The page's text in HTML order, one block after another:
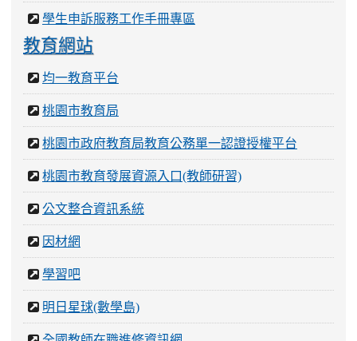
學生申訴服務工作手冊專區
教育網站
均一教育平台
桃園市教育局
桃園市政府教育局教育公務單一認證授權平台
桃園市教育發展資源入口(教師研習)
公文整合資訊系統
因材網
學習吧
明日星球(數學島)